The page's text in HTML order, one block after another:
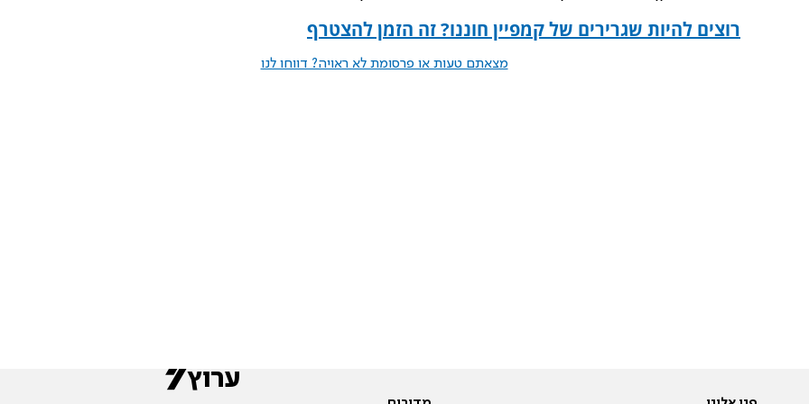
רוצים להיות שגרירים של קמפיין חוננו? זה הזמן להצטרף
מצאתם טעות או פרסומת לא ראויה? דווחו לנו